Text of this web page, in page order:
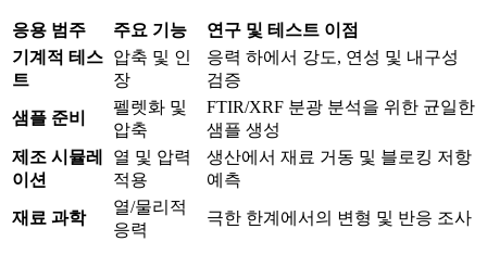
응용 범주 주요 기능
연구 및 테스트 이점
기계적 테스
트
압축 및 인
장
응력 하에서 강도, 연성 및 내구성
검증
샘플 준비
펠렛화 및
압축
FTIR/XRF 분광 분석을 위한 균일한
샘플 생성
제조 시뮬레
이션
열 및 압력
적용
생산에서 재료 거동 및 블로킹 저항
예측
재료 과학
열/물리적
응력
극한 한계에서의 변형 및 반응 조사